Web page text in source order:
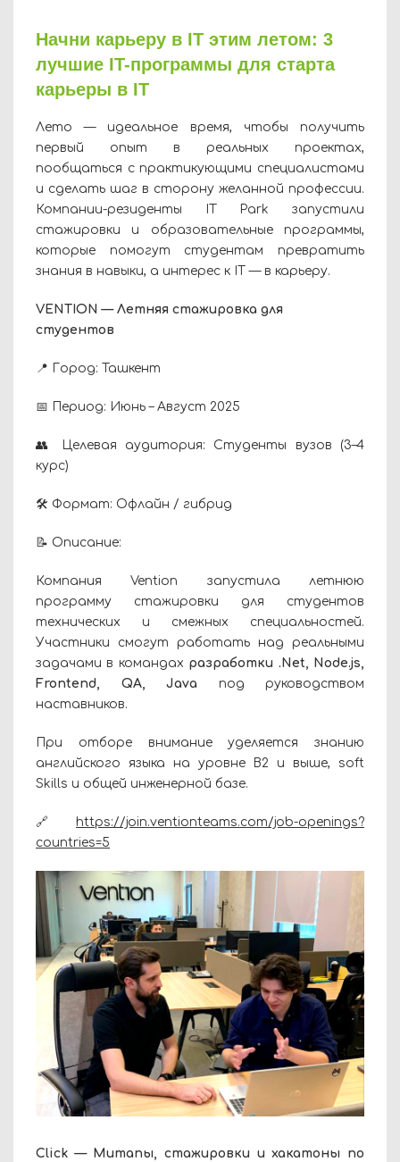
Начни карьеру в IT этим летом: 3
лучшие IT-программы для старта
карьеры в IT
Лето — идеальное время, чтобы получить
первый опыт в реальных проектах,
пообщаться с практикующими специалистами
и сделать шаг в сторону желанной профессии.
Компании-резиденты IT Park запустили
стажировки и образовательные программы,
которые помогут студентам превратить
знания в навыки, а интерес к IT — в карьеру.
VENTION — Летняя стажировка для
студентов
📍 Город: Ташкент
📅 Период: Июнь – Август 2025
👥 Целевая аудитория: Студенты вузов (3–4
курс)
🛠️ Формат: Офлайн / гибрид
📝 Описание:
Компания Vention запустила летнюю
программу стажировки для студентов
технических и смежных специальностей.
Участники смогут работать над реальными
задачами в командах разработки .Net, Node.js,
Frontend, QA, Java под руководством
наставников.
При отборе внимание уделяется знанию
английского языка на уровне B2 и выше, soft
Skills и общей инженерной базе.
🔗
https://join.ventionteams.com/job-openings?
countries=5
Click — Митапы, стажировки и хакатоны по